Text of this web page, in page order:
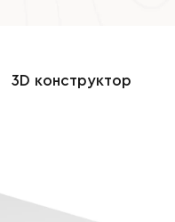
3D конструктор